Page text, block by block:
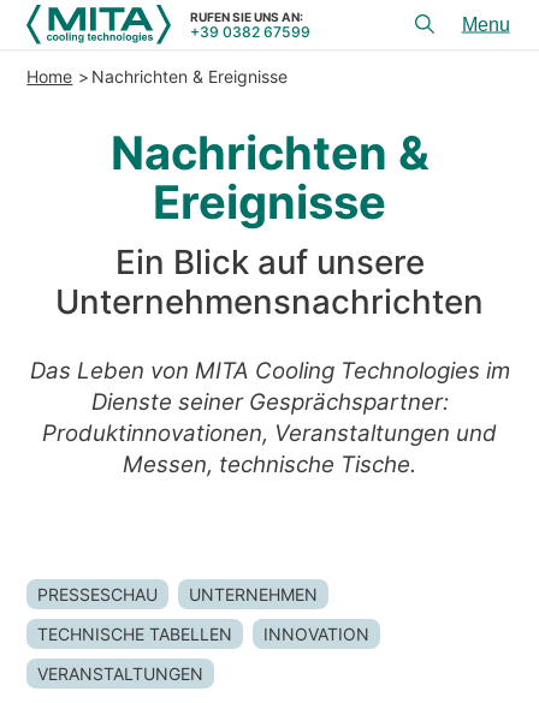
ÜBER UNS
NACHHALTIGKEIT
TECHNISCHE ARTIKEL
RUFEN SIE UNS AN:
+39 0382 67599
menu
ANWENDUNGEN
DIENSTLEISTUNGEN & BERATUNG
HILFSMITTEL
RUFEN SIE UNS AN: +39 0382 67599
Home Nachrichten & Ereignisse
Nachrichten &
Ereignisse
Ein Blick auf unsere
Unternehmensnachrichten
Das Leben von MITA Cooling Technologies im
Dienste seiner Gesprächspartner:
Produktinnovationen, Veranstaltungen und
Messen, technische Tische.
PRESSESCHAU
UNTERNEHMEN
TECHNISCHE TABELLEN
INNOVATION
VERANSTALTUNGEN